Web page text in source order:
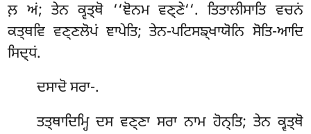
ਲ਼ ਅਂ; ਤੇਨ ਕ੍ਵਤ੍ਥੋ ‘‘ਞੋਨਮ ਵਣ੍ਣੇ‘‘. ਤਿਤਾਲੀਸਾਤਿ ਵਚਨਂ
ਕਤ੍ਥਵਿ ਵਣ੍ਣਲੋਪਂ ਞਾਪੇਤਿ; ਤੇਨ-ਪਟਿਸਙ੍ਖਾਯੋਨਿ ਸੋਤਿ-ਆਦਿ
ਸਿਦ੍ਧਂ.
ਦਸਾਦੋਸਰਾ-.
ਤਤ੍ਥਾਦਿਮ੍ਹਿ ਦਸ ਵਣ੍ਣਾ ਸਰਾ ਨਾਮ ਹੋਨ੍ਤਿ; ਤੇਨ ਕ੍ਵਤ੍ਥੋ